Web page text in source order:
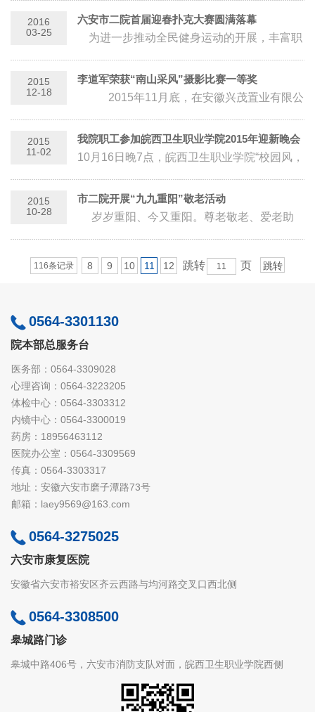
园举行，经过2场共4...
2016
03-25
六安市二院首届迎春扑克大赛圆满落幕
为进一步推动全民健身运动的开展，丰富职
大赛，全院各...
2015
12-18
李道军荣获“南山采风”摄影比赛一等奖
2015
11-02
我院职工参加皖西卫生职业学院2015年迎新晚会
10月16日晚7点，皖西卫生职业学院“校园风，
演。整场晚会分为 “情系祖国、心...
2015
10-28
市二院开展“九九重阳”敬老活动
岁岁重阳、今又重阳。尊老敬老、爱老助
116条记录 8 9 10 11 12 跳转 页
0564-3301130
院本部总服务台
医务部：0564-3309028
心理咨询：0564-3223205
体检中心：0564-3303312
内镜中心：0564-3300019
药房：18956463112
医院办公室：0564-3309569
传真：0564-3303317
地址：安徽六安市磨子潭路73号
邮箱：laey9569@163.com
0564-3275025
六安市康复医院
安徽省六安市裕安区齐云西路与均河路交叉口西北侧
0564-3308500
皋城路门诊
皋城中路406号，六安市消防支队对面，皖西卫生职业学院西侧